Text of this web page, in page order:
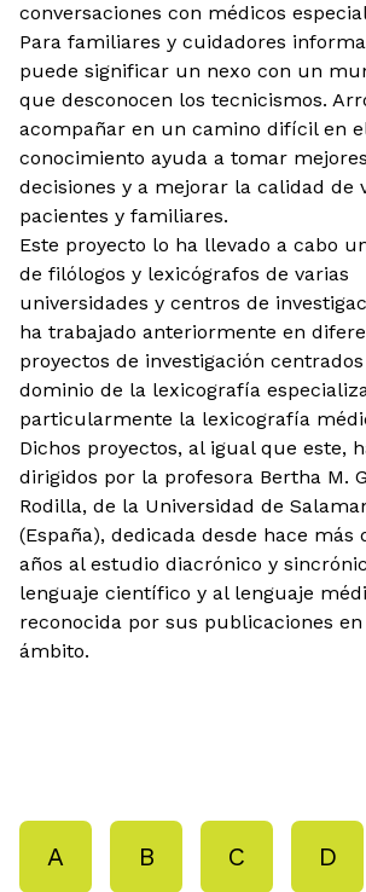
conversaciones con médicos
Para familiares y cuidadores
puede significar un nexo con un
que desconocen los tecnicismos.
acompañar en un camino difícil en
conocimiento ayuda a tomar mejores
decisiones y a mejorar la calidad de
pacientes y familiares.
Este proyecto lo ha llevado a cabo
de filólogos y lexicógrafos de varias
universidades y centros de
ha trabajado anteriormente en
proyectos de investigación
dominio de la lexicografía
particularmente la lexicografía
Dichos proyectos, al igual que este,
dirigidos por la profesora Bertha M.
Rodilla, de la Universidad de
(España), dedicada desde hace más
años al estudio diacrónico y
lenguaje científico y al lenguaje
reconocida por sus publicaciones
ámbito.
A B C D